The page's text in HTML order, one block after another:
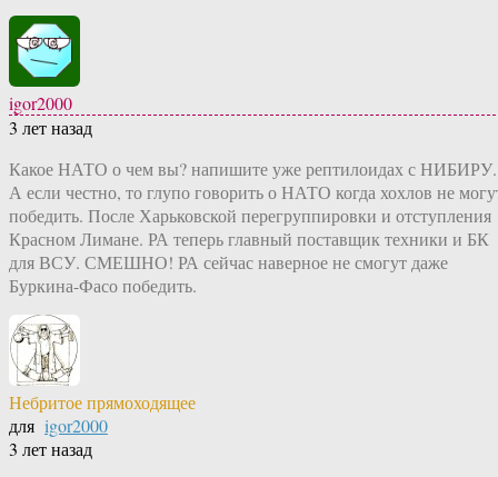
igor2000
3 лет назад
Какое НАТО о чем вы? напишите уже рептилоидах с НИБИРУ.
А если честно, то глупо говорить о НАТО когда хохлов не
победить. После Харьковской перегруппировки и отступления
Красном Лимане. РА теперь главный поставщик техники и БК
для ВСУ. СМЕШНО! РА сейчас наверное не смогут даже
Буркина-Фасо победить.
Небритое прямоходящее
для igor2000
3 лет назад